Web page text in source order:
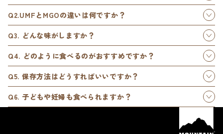
Q2.UMFとMGOの違いは何ですか？
Q3. どんな味がしますか？
Q4. どのように食べるのがおすすめですか？
Q5. 保存方法はどうすればいいですか？
Q6. 子どもや妊婦も食べられますか？